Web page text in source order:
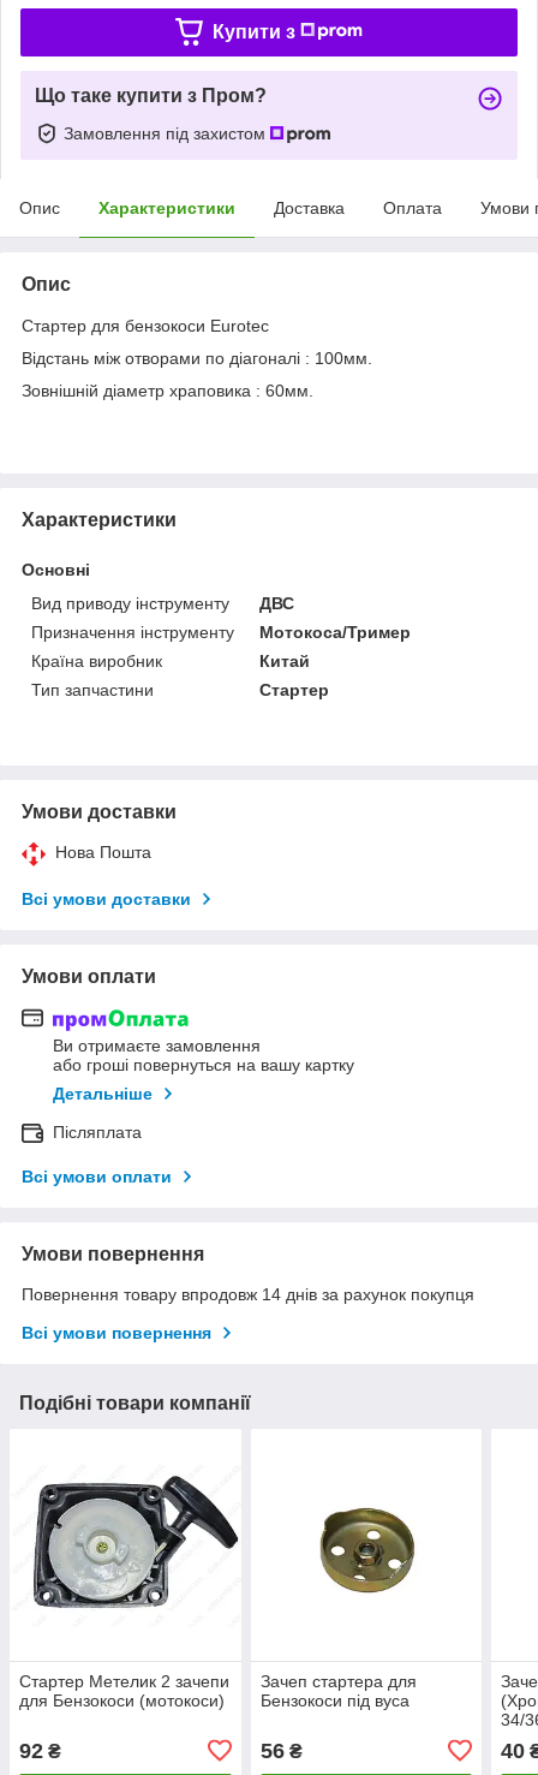
Купити з
Що таке купити з Пром?
Замовлення під захистом
Опис Характеристики Доставка Оплата Умови
Опис
Стартер для бензокоси Eurotec
Відстань між отворами по діагоналі : 100мм.
Зовнішній діаметр храповика : 60мм.
Характеристики
Основні
Вид приводу інструменту
ДВС
Призначення інструменту
Мотокоса/Тример
Країна виробник
Китай
Тип запчастини
Стартер
Умови доставки
Нова Пошта
Всі умови доставки
Умови оплати
Ви отримаєте замовлення
або гроші повернуться на вашу картку
Детальніше
Післяплата
Всі умови оплати
Умови повернення
Повернення товару впродовж 14 днів за рахунок покупця
Всі умови повернення
Подібні товари компанії
Стартер Метелик 2 зачепи
для Бензокоси (мотокоси)
92 ₴
Зачеп стартера для
Бензокоси під вуса
56₴
34/
40